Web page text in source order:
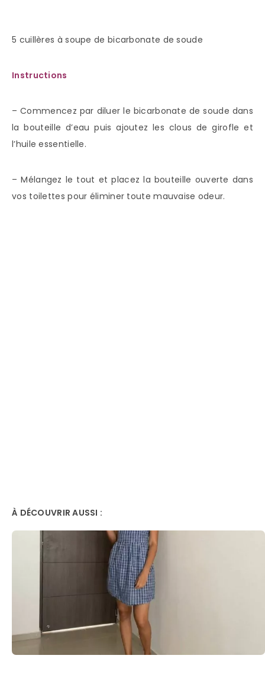
5 cuillères à soupe de bicarbonate de soude
Instructions
– Commencez par diluer le bicarbonate de soude dans
la bouteille d’eau puis ajoutez les clous de girofle et
l’huile essentielle.
– Mélangez le tout et placez la bouteille ouverte dans
vos toilettes pour éliminer toute mauvaise odeur.
À DÉCOUVRIR AUSSI :